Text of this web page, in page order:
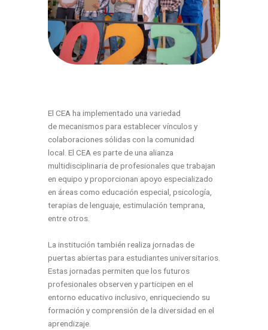
El CEA ha implementado una variedad
demecanismos para establecer vínculos y
colaboraciones sólidas con la comunidad
local. El CEA es parte de una alianza
multidisciplinaria de profesionales que trabajan
en equipo yproporcionan apoyo especializado
en áreas como educación especial, psicología,
terapias delenguaje, estimulación temprana,
entre otros.
La institución también realiza jornadas de
puertas abiertas para estudiantes universitarios.
Estas jornadas permiten que los futuros
profesionalesobserven y participen en el
entorno educativo inclusivo, enriqueciendo su
formación y comprensión de la diversidad en el
aprendizaje.